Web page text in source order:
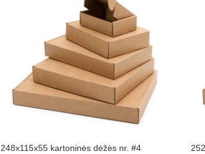
248x115x55 kartoninės dėžės nr. #4